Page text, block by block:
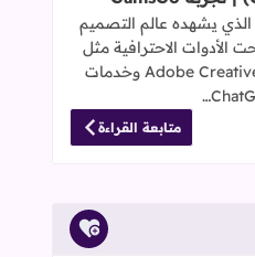
يشهده عالم التصميم
الأدوات الاحترافية مثل
مجموعة برامج Adobe Creative Cloud وخدمات
متابعة القراءة